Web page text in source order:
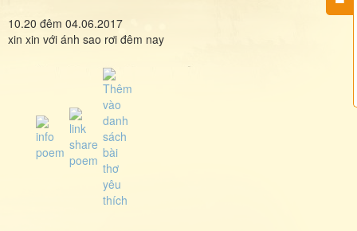
10.20 đêm 04.06.2017
xin xin với ánh sao rơi đêm nay